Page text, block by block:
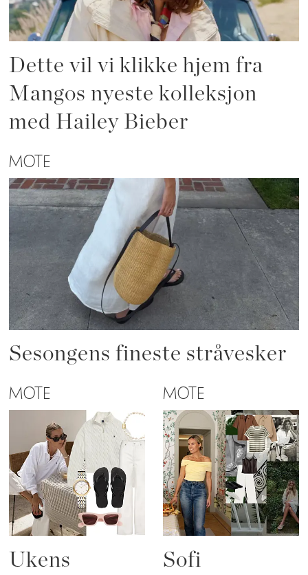
Dette vil vi klikke hjem fra
Mangos nyeste kolleksjon
med Hailey Bieber
MOTE
Sesongens fineste stråvesker
MOTE
Ukens
MOTE
Sofi